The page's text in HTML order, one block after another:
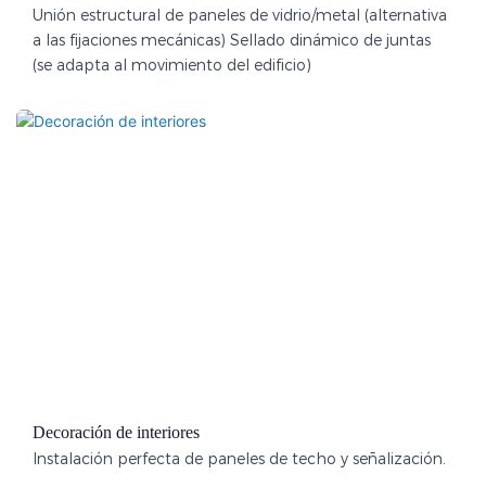
Unión estructural de paneles de vidrio/metal (alternativa
a las fijaciones mecánicas) Sellado dinámico de juntas
(se adapta al movimiento del edificio)
Decoración de interiores
Instalación perfecta de paneles de techo y señalización.